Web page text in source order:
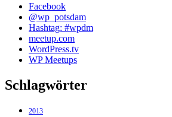
Facebook
@wp_potsdam
Hashtag: #wpdm
meetup.com
WordPress.tv
WP Meetups
Schlagwörter
2013